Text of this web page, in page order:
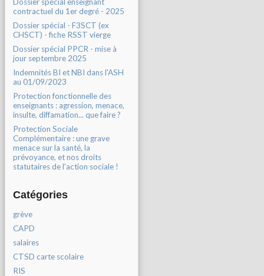
contractuel du 1er degré - 2025
Dossier spécial - F3SCT (ex
CHSCT) - fiche RSST vierge
Dossier spécial PPCR - mise à
jour septembre 2025
Indemnités BI et NBI dans l'ASH
au 01/09/2023
Protection fonctionnelle des
enseignants : agression, menace,
insulte, diffamation... que faire ?
Protection Sociale
Complémentaire : une grave
menace sur la santé, la
prévoyance, et nos droits
statutaires de l'action sociale !
Catégories
grève
CAPD
salaires
CTSD carte scolaire
RIS